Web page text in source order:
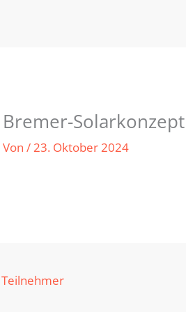
Bremer-Solarkonzept
Von/23. Oktober 2024